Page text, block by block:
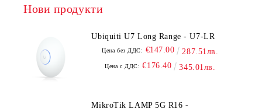
Нови продукти
Ubiquiti U7 Long Range - U7-LR
Цена без ДДС: €147.00 287.51лв.
Цена с ДДС: €176.40 345.01лв.
MikroTik LAMP 5G R16 -